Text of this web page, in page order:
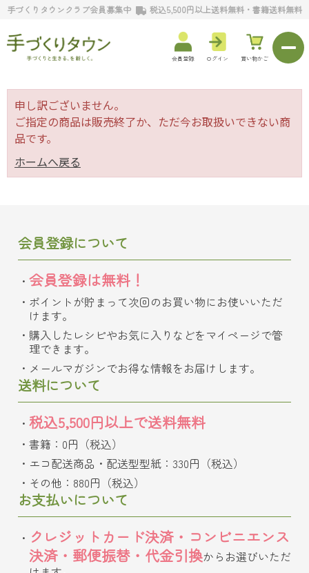
手づくりタウンクラブ会員募集中 税込5,500円以上送料無料・書籍送料無料
会員登録 ログイン 買い物かご
申し訳ございません。
ご指定の商品は販売終了か、ただ今お取扱いできない商
品です。
ホームへ戻る
会員登録について
会員登録は無料！
ポイントが貯まって次回のお買い物にお使いいただ
けます。
購入したレシピやお気に入りなどをマイページで管
理できます。
メールマガジンでお得な情報をお届けします。
送料について
税込5,500円以上で送料無料
書籍：0円（税込）
エコ配送商品・配送型型紙：330円（税込）
その他：880円（税込）
お支払いについて
クレジットカード決済・コンビニエンス
決済・郵便振替・代金引換からお選びいただ